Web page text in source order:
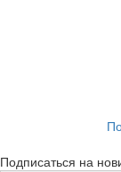
Подписаться на